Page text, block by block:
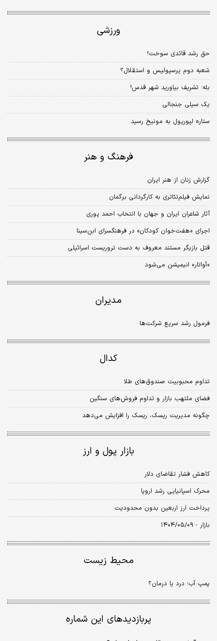
ورزشی
حق رشد قائدی سوخت!
شعبه دوم پرسپولیس و استقلال؟
بله؛ تشریف بیاورید شهر قدس!
یک سیلی جنجالی
ستاره لیورپول به مونیخ رسید
فرهنگ و هنر
گزارش زنان از هنر ایران
نمایش فیلم‌تئاتری به کارگردانی برگمان
آثار شاعران ایران و جهان با انتخاب احمد پوری
اجرای «هفت‌خوان کودکان» در فرهنگسرای ابن‌سینا
قتل بازیگر مستند معروف به دست تروریست اسرائیلی
«آواتار» انیمیشن می‌شود
مدیران
فرمول رشد سریع شرکت‌ها
کدال
تداوم محبوبیت صندوق‌های طلا
فضای ملتهب بازار و تداوم فروش‌های سنگین
چگونه مدیریت ریسک، ریسک را افزایش می‌دهد
بازار پول و ارز
کاهش فشار تقاضای دلار
محرک اسپانیایی رشد اروپا
پرداخت ارز اربعین بدون محدودیت
بازار - ۱۴۰۴/۰۵/۰۹
محیط زیست
پمپ آب؛ درد یا درمان؟
پربازدیدهای این شماره